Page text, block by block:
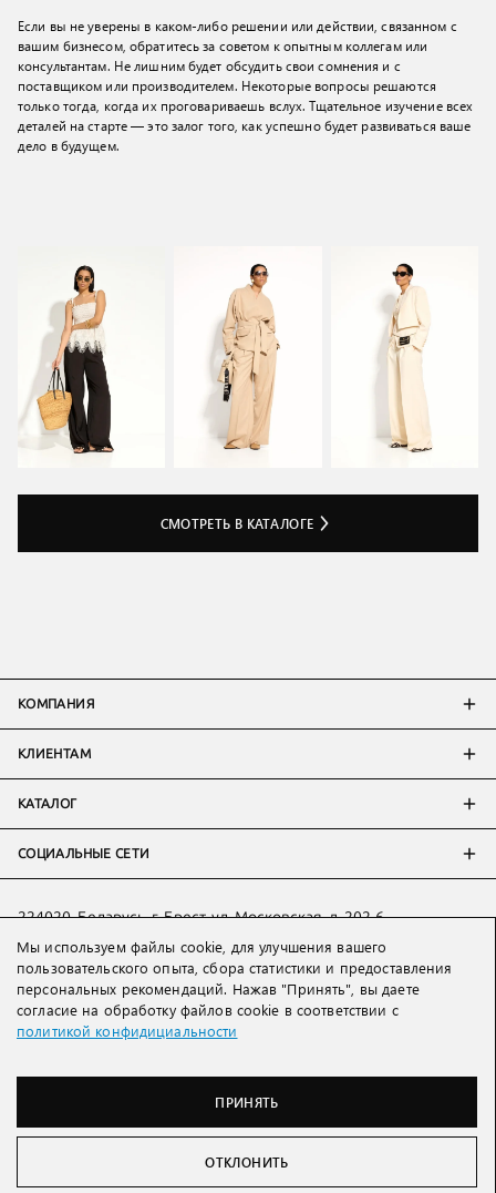
Если вы не уверены в каком-либо решении или действии, связанном с
вашим бизнесом, обратитесь за советом к опытным коллегам или
консультантам. Не лишним будет обсудить свои сомнения и с
поставщиком или производителем. Некоторые вопросы решаются
только тогда, когда их проговариваешь вслух. Тщательное изучение всех
деталей на старте — это залог того, как успешно будет развиваться ваше
дело в будущем.
СМОТРЕТЬ В КАТАЛОГЕ
КОМПАНИЯ
КЛИЕНТАМ
КАТАЛОГ
СОЦИАЛЬНЫЕ СЕТИ
214018 Россия, г. Смоленск, пр-т. Гагарина, д. 19
224020, Беларусь, г. Брест, ул. Московская, д. 202-6
Тел:+7 993 398 36 60(WhatsApp
Тел:+375 29 205 80 10( WhatsApp,Viber)
Email:ved@lakbi.com
Мы используем файлы cookie, для улучшения вашего
пользовательского опыта, сбора статистики и предоставления
персональных рекомендаций. Нажав "Принять", вы даете
согласие на обработку файлов cookie в соответствии с
политикой конфидициальности
ПРИНЯТЬ
ОТКЛОНИТЬ